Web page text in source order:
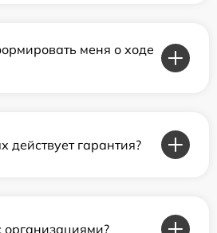
меня о ходе
действует гарантия?
организациями?